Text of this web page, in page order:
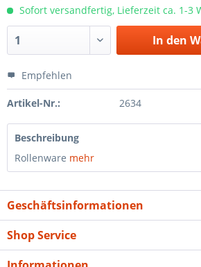
Sofort versandfertig, Lieferzeit ca. 1-3
In den
Empfehlen
Artikel-Nr.: 2634
Beschreibung
Rollenware mehr
Geschäftsinformationen
Shop Service